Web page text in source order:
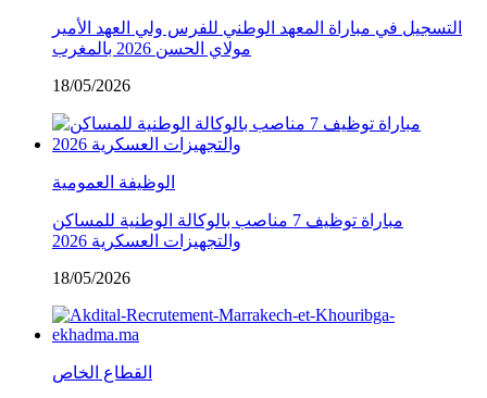
التسجيل في مباراة المعهد الوطني للفرس ولي العهد الأمير
مولاي الحسن 2026 بالمغرب
18/05/2026
الوظيفة العمومية
مباراة توظيف 7 مناصب بالوكالة الوطنية للمساكن
والتجهيزات العسكرية 2026
18/05/2026
القطاع الخاص